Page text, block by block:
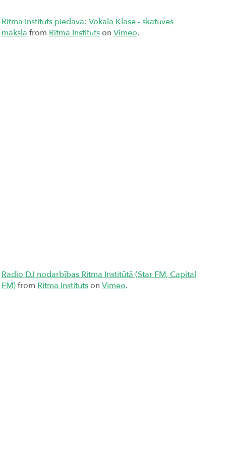
Ritma Institūts piedāvā: Vokāla Klase - skatuves
mākslafrom Ritma Institutson Vimeo.
Radio DJ nodarbības Ritma Institūtā (Star FM, Capital
FM)from Ritma Institutson Vimeo.